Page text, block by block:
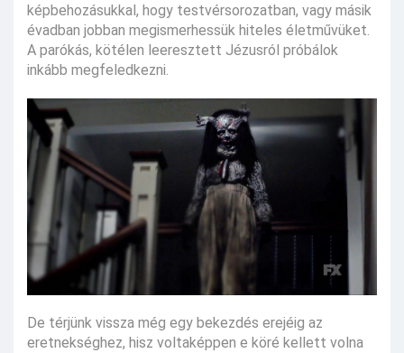
képbehozásukkal, hogy testvérsorozatban, vagy másik
évadban jobban megismerhessük hiteles életművüket.
A parókás, kötélen leeresztett Jézusról próbálok
inkább megfeledkezni.
De térjünk vissza még egy bekezdés erejéig az
eretnekséghez, hisz voltaképpen e köré kellett volna